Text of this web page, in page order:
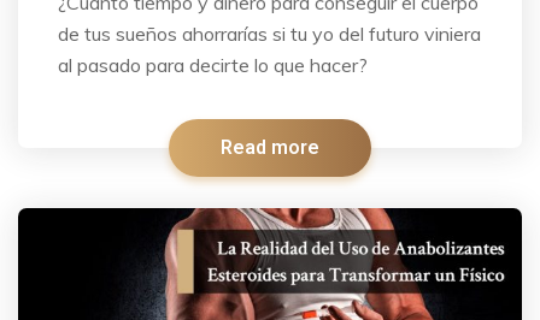
de tus sueños ahorrarías si tu yo del futuro viniera
al pasado para decirte lo que hacer?
Read more